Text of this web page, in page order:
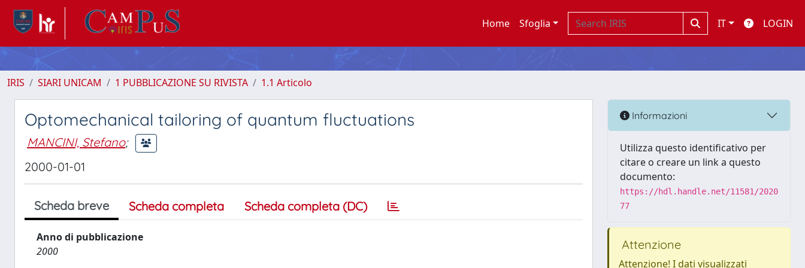
Home Sfoglia IT LOGIN
IRIS SIARI UNICAM 1 PUBBLICAZIONE SU RIVISTA 1.1 Articolo
Optomechanical tailoring of quantum fluctuations
MANCINI, Stefano;
2000-01-01
Scheda breve Scheda completa Scheda completa (DC)
Anno di pubblicazione
2000
Informazioni
Utilizza questo identificativo per
citare o creare un link a questo
documento:
https://hdl.handle.net/11581/2020
77
Attenzione
Attenzione! I dati visualizzati